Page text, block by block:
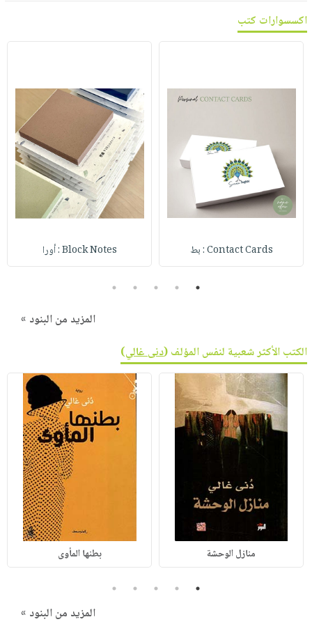
اكسسوارات كتب
Contact Cards : بط Block Notes : أورا
1
2
3
4
5
المزيد من البنود »
الكتب الأكثر شعبية لنفس المؤلف (دنى غالي)
منازل الوحشة بطنها المأوى
1
2
3
4
5
المزيد من البنود »